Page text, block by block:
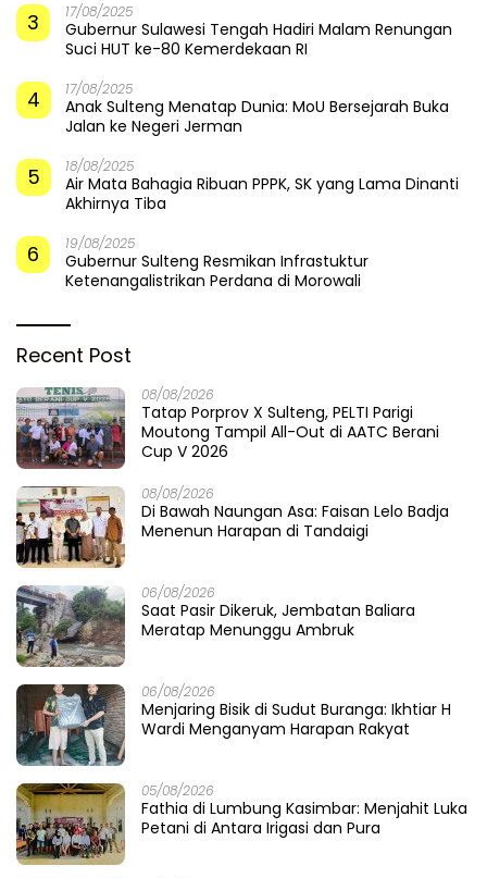
3 17/08/2025
Gubernur Sulawesi Tengah Hadiri Malam Renungan
Suci HUT ke-80 Kemerdekaan RI
4 17/08/2025
Anak Sulteng Menatap Dunia: MoU Bersejarah Buka
Jalan ke Negeri Jerman
5 18/08/2025
Air Mata Bahagia Ribuan PPPK, SK yang Lama Dinanti
Akhirnya Tiba
6 19/08/2025
Gubernur Sulteng Resmikan Infrastuktur
Ketenangalistrikan Perdana di Morowali
Recent Post
08/08/2026
Tatap Porprov X Sulteng, PELTI Parigi
Moutong Tampil All-Out di AATC Berani
Cup V 2026
08/08/2026
Di Bawah Naungan Asa: Faisan Lelo Badja
Menenun Harapan di Tandaigi
06/08/2026
Saat Pasir Dikeruk, Jembatan Baliara
Meratap Menunggu Ambruk
06/08/2026
Menjaring Bisik di Sudut Buranga: Ikhtiar H
Wardi Menganyam Harapan Rakyat
05/08/2026
Fathia di Lumbung Kasimbar: Menjahit Luka
Petani di Antara Irigasi dan Pura